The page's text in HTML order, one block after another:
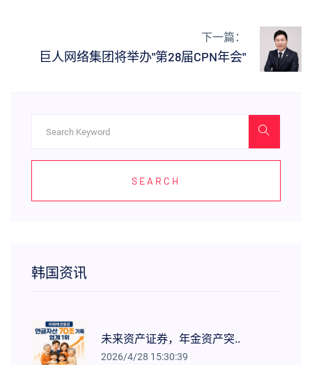
下一篇：
巨人网络集团将举办"第28届CPN年会"
SEARCH
韩国资讯
未来资产证券，年金资产突..
2026/4/28 15:30:39